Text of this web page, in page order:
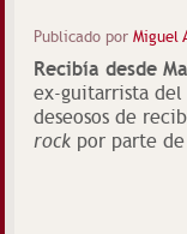
Publicado por Miguel
Recibía desde
ex-guitarrista del
deseosos de
rock por parte